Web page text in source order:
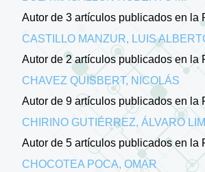
Autor de 3 artículos publicados en la
CASTILLO MANZUR, LUIS
Autor de 2 artículos publicados en la
CHAVEZ QUISBERT, NICOLÁS
Autor de 9 artículos publicados en la
CHIRINO GUTIÉRREZ, ÁLVARO
Autor de 5 artículos publicados en la
CHOCOTEA POCA, OMAR